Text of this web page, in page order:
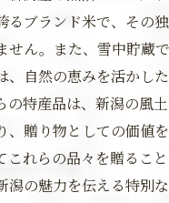
るブランド米で、その
せん。また、雪中貯蔵
、自然の恵みを活かし
の特産品は、新潟の風
、贈り物としての価値
これらの品々を贈るこ
潟の魅力を伝える特別